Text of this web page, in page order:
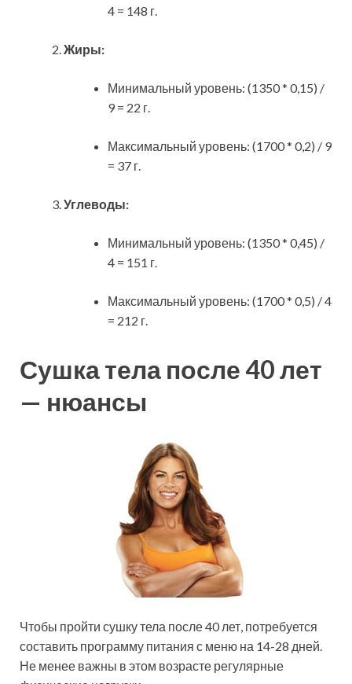
4 = 148 г.
Жиры:
Минимальный уровень: (1350 * 0,15) /
9 = 22 г.
Максимальный уровень: (1700 * 0,2) / 9
= 37 г.
Углеводы:
Минимальный уровень: (1350 * 0,45) /
4 = 151 г.
Максимальный уровень: (1700 * 0,5) / 4
= 212 г.
Сушка тела после 40 лет
— нюансы
Чтобы пройти сушку тела после 40 лет, потребуется
составить программу питания с меню на 14-28 дней.
Не менее важны в этом возрасте регулярные